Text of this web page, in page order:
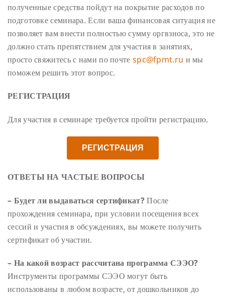
полученные средства пойдут на покрытие расходов по
подготовке семинара. Если ваша финансовая ситуация не
позволяет вам внести полностью сумму оргвзноса, это не
должно стать препятствием для участия в занятиях,
просто свяжитесь с нами по почте spc@fpmt.ru и мы
поможем решить этот вопрос.
РЕГИСТРАЦИЯ
Для участия в семинаре требуется пройти регистрацию.
РЕГИСТРАЦИЯ
ОТВЕТЫ НА ЧАСТЫЕ ВОПРОСЫ
– Будет ли выдаваться сертификат?После
прохождения семинара, при условии посещения всех
сессий и участия в обсуждениях, вы можете получить
сертификат об участии.
– На какой возраст рассчитана программа СЭЭО?
Инструменты программы СЭЭО могут быть
использованы в любом возрасте, от дошкольников до